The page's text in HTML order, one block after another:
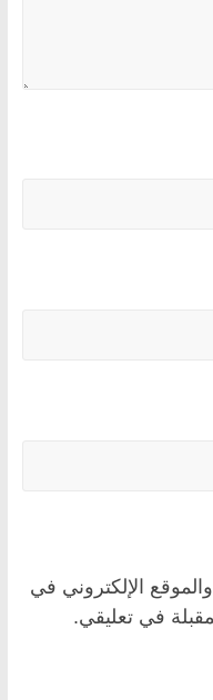
الإلكتروني في
في تعليقي.